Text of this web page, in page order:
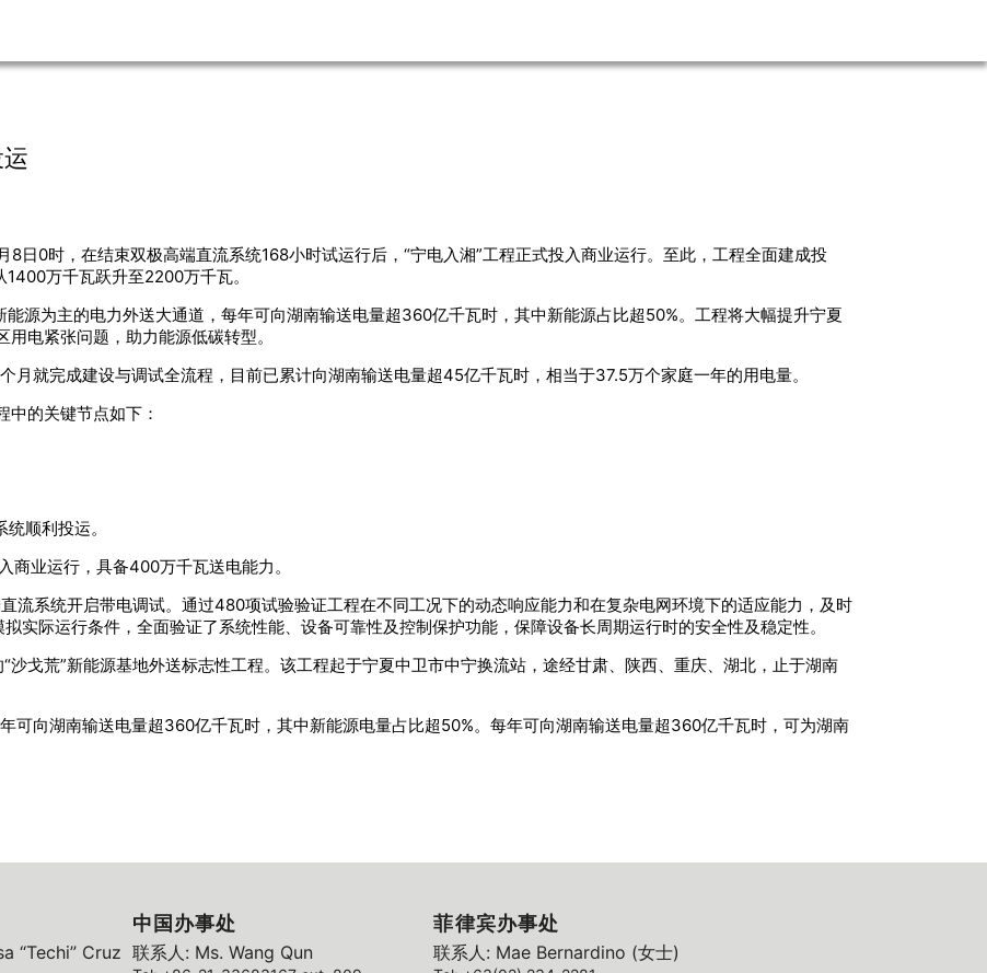
8日0时，在结束双极高端直流系统168小时试运行后，“宁电入湘”工程正式投入商业运行。至此，工程全面建成投
万千瓦跃升至2200万千瓦。
能源为主的电力外送大通道，每年可向湖南输送电量超360亿千瓦时，其中新能源占比超50%。工程将大幅提升宁夏
电紧张问题，助力能源低碳转型。
就完成建设与调试全流程，目前已累计向湖南输送电量超45亿千瓦时，相当于37.5万个家庭一年的用电量。
中的关键节点如下：
顺利投运。
业运行，具备400万千瓦送电能力。
流系统开启带电调试。通过480项试验验证工程在不同工况下的动态响应能力和在复杂电网环境下的适应能力，及时
实际运行条件，全面验证了系统性能、设备可靠性及控制保护功能，保障设备长周期运行时的安全性及稳定性。
沙戈荒”新能源基地外送标志性工程。该工程起于宁夏中卫市中宁换流站，途经甘肃、陕西、重庆、湖北，止于湖南
可向湖南输送电量超360亿千瓦时，其中新能源电量占比超50%。每年可向湖南输送电量超360亿千瓦时，可为湖南
“Techi” Cruz
中国办事处
联系人: Ms. Wang Qun
菲律宾办事处
联系人: Mae Bernardino (女士)